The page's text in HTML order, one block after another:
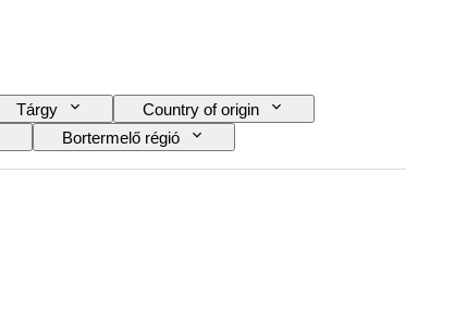
Tárgy
Country of origin
Bortermelő régió